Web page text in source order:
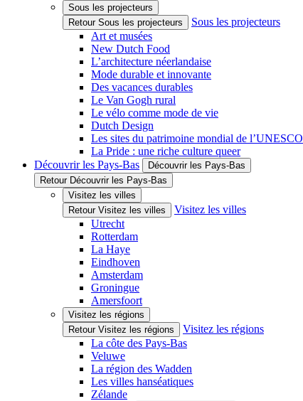
Sous les projecteurs
Retour Sous les projecteurs
Sous les projecteurs
Art et musées
New Dutch Food
L’architecture néerlandaise
Mode durable et innovante
Des vacances durables
Le Van Gogh rural
Le vélo comme mode de vie
Dutch Design
Les sites du patrimoine mondial de l’UNESCO
La Pride : une riche culture queer
Découvrir les Pays-Bas
Découvrir les Pays-Bas
Retour Découvrir les Pays-Bas
Visitez les villes
Retour Visitez les villes
Visitez les villes
Utrecht
Rotterdam
La Haye
Eindhoven
Amsterdam
Groningue
Amersfoort
Visitez les régions
Retour Visitez les régions
Visitez les régions
La côte des Pays-Bas
Veluwe
La région des Wadden
Les villes hanséatiques
Zélande